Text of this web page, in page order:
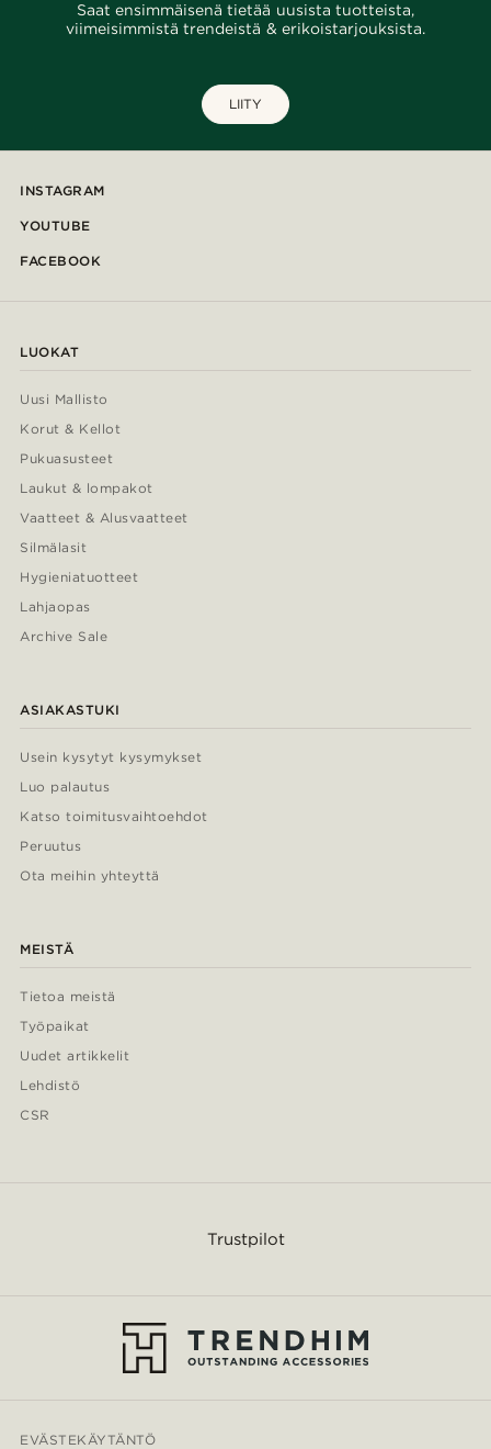
Saat ensimmäisenä tietää uusista tuotteista,
viimeisimmistä trendeistä & erikoistarjouksista.
LIITY
INSTAGRAM
YOUTUBE
FACEBOOK
LUOKAT
Uusi Mallisto
Korut & Kellot
Pukuasusteet
Laukut & lompakot
Vaatteet & Alusvaatteet
Silmälasit
Hygieniatuotteet
Lahjaopas
Archive Sale
ASIAKASTUKI
Usein kysytyt kysymykset
Luo palautus
Katso toimitusvaihtoehdot
Peruutus
Ota meihin yhteyttä
MEISTÄ
Tietoa meistä
Työpaikat
Uudet artikkelit
Lehdistö
CSR
Trustpilot
EVÄSTEKÄYTÄNTÖ